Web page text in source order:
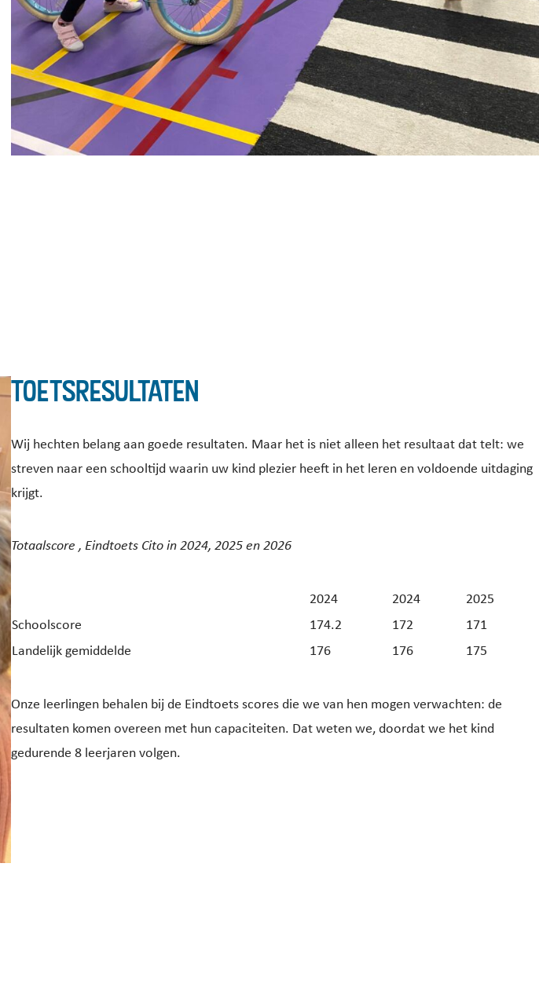
Toetsresultaten
Wij hechten belang aan goede resultaten. Maar het is niet alleen het resultaat dat telt: we
streven naar een schooltijd waarin uw kind plezier heeft in het leren en voldoende uitdaging
krijgt.
Totaalscore , Eindtoets Cito in 2024, 2025 en 2026
2024 2024
2025
Schoolscore
174.2 172
171
Landelijk gemiddelde
176 176 175
Onze leerlingen behalen bij de Eindtoets scores die we van hen mogen verwachten: de
resultaten komen overeen met hun capaciteiten. Dat weten we, doordat we het kind
gedurende 8 leerjaren volgen.